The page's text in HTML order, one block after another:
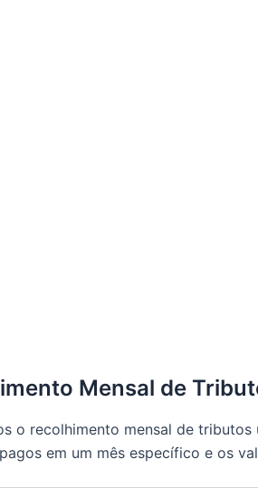
Mensal de
o recolhimento mensal de tributos
em um mês específico e os